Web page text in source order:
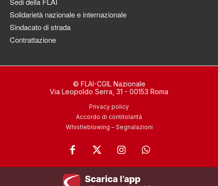
Solidarietà nazionale e internazionale
Sindacato di strada
Contrattazione
© FLAI-CGIL Nazionale
Via Leopoldo Serra, 31 - 00153 Roma
Privacy policy
Accordo di contitolarità
Whistleblowing – Segnalazioni